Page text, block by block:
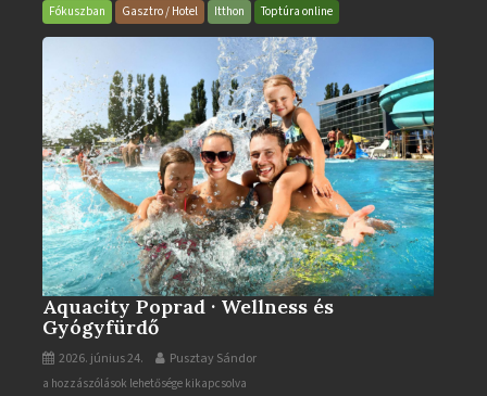
Bar
bejegyzéshez
Fókuszban Gasztro / Hotel Itthon Toptúra online
Aquacity Poprad · Wellness és
Gyógyfürdő
2026. június 24. Pusztay Sándor
Aquacity
a hozzászólások lehetősége kikapcsolva